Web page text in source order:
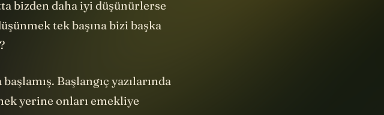
bizden daha iyi düşünürlerse
tek başına bizi başka
Başlangıç yazılarında
yerine onları emekliye